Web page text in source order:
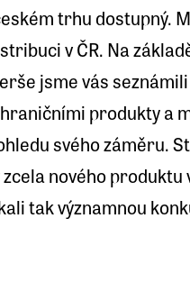
trhu dostupný.
v ČR. Na
jsme vás seznámili
produkty a
svého záměru.
nového produktu
tak významnou